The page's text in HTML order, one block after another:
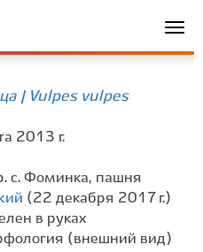
| Vulpes vulpes
2013 г.
с. Фоминка, пашня
(22 декабря 2017 г.)
в руках
(внешний вид)